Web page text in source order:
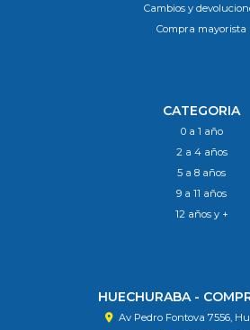
Cambios y
Compra mayorista
CATEGORIA
0 a 1 año
2 a 4 años
5 a 8 años
9 a 11 años
12 años y +
HUECHURABA -
Av Pedro Fontova 7556,